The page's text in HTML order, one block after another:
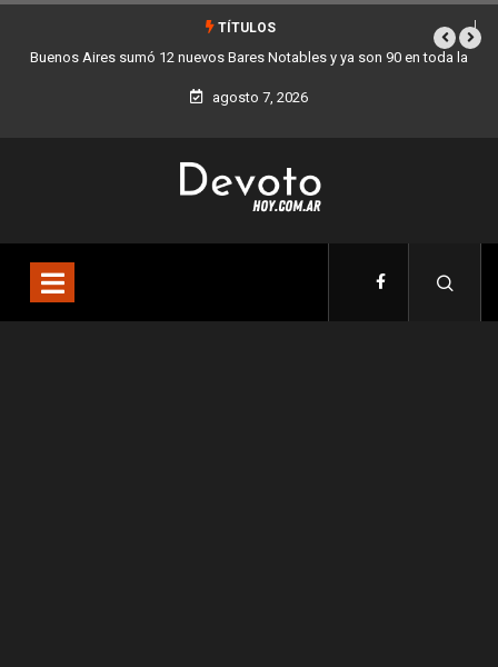
TÍTULOS
y ya son 90 en toda la Los stands móviles de la Ciudad llegan esta
agosto 7, 2026